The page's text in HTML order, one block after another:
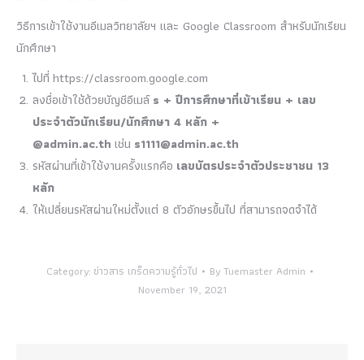
วิธีการเข้าใช้งานอีเมลวิทยาลัยฯ และ Google Classroom สำหรับนักเรียน
นักศึกษา
ไปที่ https://classroom.google.com
ลงชื่อเข้าใช้ด้วยบัญชีอีเมล์s + ปีการศึกษาที่เข้าเรียน + เลข
ประจำตัวนักเรียน/นักศึกษา 4 หลัก +
@admin.ac.th เช่น s1111@admin.ac.th
รหัสผ่านที่เข้าใช้งานครั้งแรกคือ เลขบัตรประจำตัวประชาชน 13
หลัก
ให้เปลี่ยนรหัสผ่านใหม่ตั้งแต่ 8 ตัวอักษรขึ้นไป ที่สามารถจดจำได้
Category: ข่าวสาร เกร็ดความรู้ทั่วไป ByTuemaster Admin
November 19, 2021